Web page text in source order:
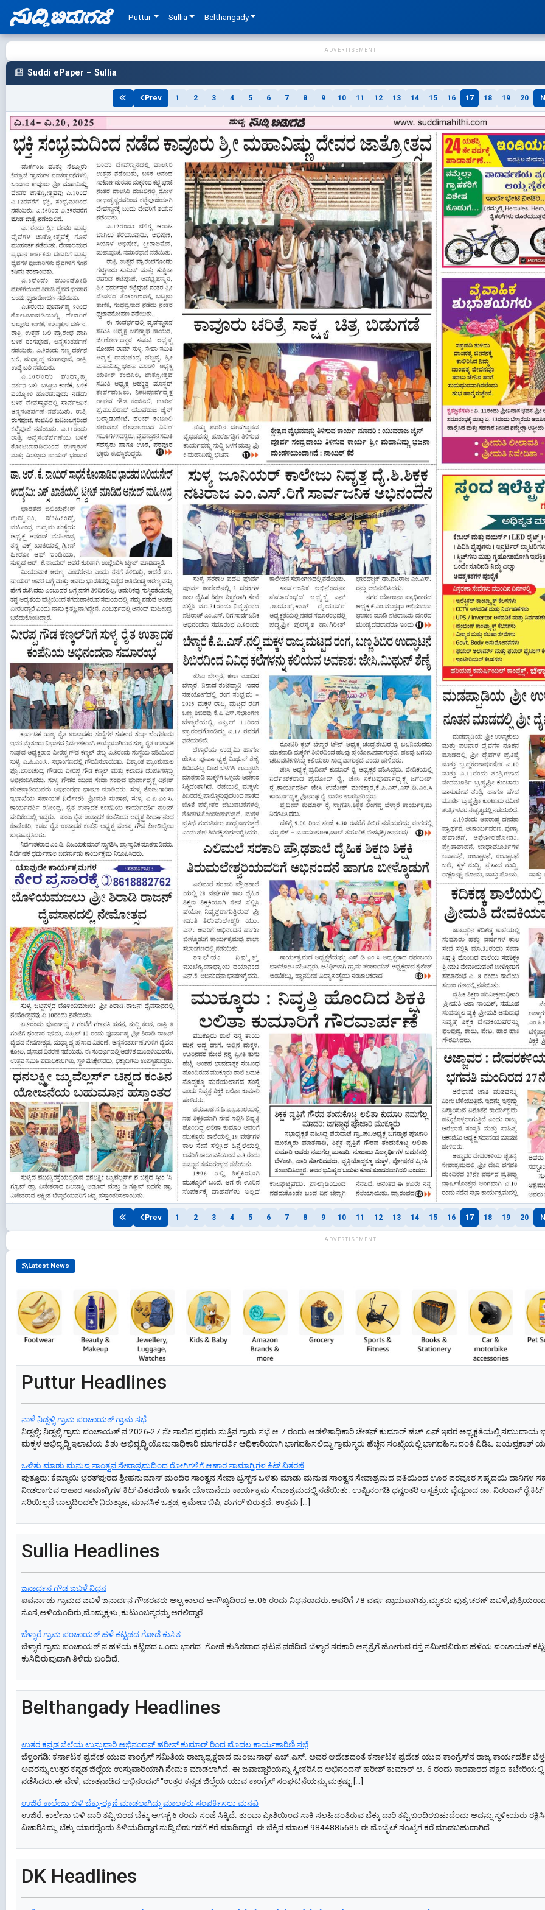
Puttur Sullia Belthangady
ADVERTISEMENT
Suddi ePaper – Sullia
Prev 1 2 3 4 5 6 7 8 9 10 11 12 13 14 15 16 17 18 19 20
Prev 1 2 3 4 5 6 7 8 9 10 11 12 13 14 15 16 17 18 19 20
ADVERTISEMENT
Latest News
Puttur Headlines
ನಾಳೆ ನಿಡ್ಪಳ್ಳಿ ಗ್ರಾಮ ಪಂಚಾಯತ್ ಗ್ರಾಮ ಸಭೆ
ನಿಡ್ಪಳ್ಳಿ; ನಿಡ್ಪಳ್ಳಿ ಗ್ರಾಮ ಪಂಚಾಯತ್ ನ 2026-27 ನೇ ಸಾಲಿನ ಪ್ರಥಮ ಸುತ್ತಿನ ಗ್ರಾಮ ಸಭೆ ಆ.7 ರಂದು ಆಡಳಿತಾಧಿಕಾರಿ ಚೇತನ್ ಕುಮಾರ್ ಹೆಚ್.ಎನ್ ಇವರ ಅಧ್ಯಕ್ಷತೆಯಲ್ಲಿ ಸಮುದಾಯ
ಮಕ್ಕಳ ಅಭಿವೃದ್ಧಿ ಇಲಾಖೆಯ ಶಿಶು ಅಭಿವೃದ್ಧಿ ಯೋಜನಾಧಿಕಾರಿ ಮಾರ್ಗದರ್ಶಿ ಅಧಿಕಾರಿಯಾಗಿ ಭಾಗವಹಿಸಲಿದ್ದು ಗ್ರಾಮಸ್ಥರು ಹೆಚ್ಚಿನ ಸಂಖ್ಯೆಯಲ್ಲಿ ಭಾಗವಹಿಸುವಂತೆ ಪಿಡಿಒ ಜಯಪ್ರಕಾಶ್
ಒಳಿತು ಮಾಡು ಮನುಷ ಸಾಂತ್ವನ ಸೇವಾಶ್ರಮದಿಂದ ರೋಗಿಗಳಿಗೆ ಆಹಾರ ಸಾಮಾಗ್ರಿಗಳ ಕಿಟ್ ವಿತರಣೆ
ಪುತ್ತೂರು: ಕೆಮ್ಮಾಯಿ ಭರತ್‌ಪುರದ ಶ್ರೀಹನುಮಾನ್ ಮಂದಿರ ಸಾಂತ್ವನ ಸೇವಾ ಟ್ರಸ್ಟ್‌ನ ಒಳಿತು ಮಾಡು ಮನುಷ ಸಾಂತ್ವನ ಸೇವಾಶ್ರಮದ ವತಿಯಿಂದ ಊರ ಪರವೂರ ಸಹೃದಯಿ
ನೀಡಲಾಗುವ ಆಹಾರ ಸಾಮಾಗ್ರಿಗಳ ಕಿಟ್ ವಿತರಣೆಯ ೪೬ನೇ ಯೋಜನೆಯ ಕಾರ್ಯಕ್ರಮ ಸೇವಾಶ್ರಮದಲ್ಲಿ ನಡೆಯಿತು. ಉಪ್ಪಿನಂಗಡಿ ಧನ್ವಂತರಿ ಆಸ್ಪತ್ರೆಯ ವೈದ್ಯರಾದ ಡಾ. ನಿರಂಜನ್ ರೈ
ಸರಿಯಿಲ್ಲದೆ ಬಾಲ್ಯದಿಂದಲೇ ನಿರುತ್ಸಾಹ, ಮಾನಸಿಕ ಒತ್ತಡ, ಕ್ರಮೇಣ ಬಿಪಿ, ಶುಗರ್ ಬರುತ್ತದೆ. ಉತ್ತಮ […]
Sullia Headlines
ಜನಾರ್ಧನ ಗೌಡ ಜಬಳೆ ನಿಧನ
ಐವರ್ನಾಡು ಗ್ರಾಮದ ಜಬಳೆ ಜನಾರ್ದನ ಗೌಡರವರು ಅಲ್ಪ ಕಾಲದ ಅಸೌಖ್ಯದಿಂದ ಆ.06 ರಂದು ನಿಧನರಾದರು.ಅವರಿಗೆ 78 ವರ್ಷ ಪ್ರಾಯವಾಗಿತ್ತು.ಮೃತರು ಪುತ್ರ ಚರಣ್ ಜಬಳೆ,ಪುತ್ರಿಯರಾದ
ಸೊಸೆ,ಅಳಿಯಂದಿರು,ಮೊಮ್ಮಕ್ಕಳು ,ಕುಟುಂಬಸ್ಥರನ್ನು ಅಗಲಿದ್ದಾರೆ.
ಬೆಳ್ಳಾರೆ ಗ್ರಾಮ ಪಂಚಾಯತ್ ಹಳೆ ಕಟ್ಟಡದ ಗೋಡೆ ಕುಸಿತ
ಬೆಳ್ಳಾರೆ ಗ್ರಾಮ ಪಂಚಾಯತ್ ನ ಹಳೆಯ ಕಟ್ಟಡದ ಒಂದು ಭಾಗದ. ಗೋಡೆ ಕುಸಿತವಾದ ಘಟನೆ ನಡೆದಿದೆ.ಬೆಳ್ಳಾರೆ ಸರಕಾರಿ ಆಸ್ಪತ್ರೆಗೆ ಹೋಗುವ ರಸ್ತೆ ಸಮೀಪವಿರುವ ಹಳೆಯ ಪಂಚಾಯತ್
ಕುಸಿದಿರುವುದಾಗಿ ತಿಳಿದು ಬಂದಿದೆ.
Belthangady Headlines
ಉತರ ಕನ್ನಡ ಜಿಲೆಯ ಉಸ್ತುವಾರಿ ಅಭಿನಂದನ್ ಹರೀಶ್ ಕುಮಾರ್ ರಿಂದ ಮೊದಲ ಕಾರ್ಯಕಾರಿಣಿ ಸಭೆ
ಬೆಳ್ತಂಗಡಿ: ಕರ್ನಾಟಕ ಪ್ರದೇಶ ಯುವ ಕಾಂಗ್ರೆಸ್ ಸಮಿತಿಯ ರಾಜ್ಯಾಧ್ಯಕ್ಷರಾದ ಮಂಜುನಾಥ್ ಎಚ್.ಎಸ್. ಅವರ ಆದೇಶದಂತೆ ಕರ್ನಾಟಕ ಪ್ರದೇಶ ಯುವ ಕಾಂಗ್ರೆಸ್‌ನ ರಾಜ್ಯ
ಅವರನ್ನು ಉತ್ತರ ಕನ್ನಡ ಜಿಲ್ಲೆಯ ಉಸ್ತುವಾರಿಯಾಗಿ ನೇಮಕ ಮಾಡಲಾಗಿದೆ. ಈ ಜವಾಬ್ದಾರಿಯನ್ನು ಸ್ವೀಕರಿಸಿದ ಅಭಿನಂದನ್ ಹರೀಶ್ ಕುಮಾರ್ ಆ. 6 ರಂದು ಕಾರವಾರದ ಪಕ್ಷದ
ನಡೆಸಿದರು.ಈ ವೇಳೆ, ಮಾತನಾಡಿದ ಅಭಿನಂದನ್ “ಉತ್ತರ ಕನ್ನಡ ಜಿಲ್ಲೆಯ ಯುವ ಕಾಂಗ್ರೆಸ್ ಸಂಘಟನೆಯನ್ನು ಮತ್ತಷ್ಟು […]
ಉಜಿರೆ ಕಾಲೇಜು ಬಳಿ ಬೆಕ್ಕು-ರಕ್ಷಣೆ ಮಾಡಲಾಗಿದ್ದು ಮಾಲಕರು ಸಂಪರ್ಕಿಸಲು ಮನವಿ
ಉಜಿರೆ: ಕಾಲೇಜು ಬಳಿ ದಾರಿ ತಪ್ಪಿ ಬಂದ ಬೆಕ್ಕು ಆಗಸ್ಟ್ 6 ರಂದು ಸಂಜೆ ಸಿಕ್ಕಿದೆ.‌ ತುಂಬಾ ಪ್ರೀತಿಯಿಂದ ಸಾಕಿ ಸಲಹಿದಂತಿರುವ ಬೆಕ್ಕು ದಾರಿ ತಪ್ಪಿ ಬಂದಿರಬಹುದೆಂದು ಅದನ್ನು ಸ್ಥಳೀಯರು
ವಿಚಾರಿಸಿದ್ದು, ಬೆಕ್ಕು ಯಾರದ್ದೆಂದು ತಿಳಿಯದಿದ್ದಾಗ ಸುದ್ದಿ ಬಿಡುಗಡೆಗೆ ಕರೆ ಮಾಡಿದ್ದಾರೆ. ಈ ಬೆಕ್ಕಿನ ಮಾಲಕ 9844885685 ಈ ಮೊಬೈಲ್ ಸಂಖ್ಯೆಗೆ ಕರೆ ಮಾಡಬಹುದಾಗಿದೆ.
DK Headlines